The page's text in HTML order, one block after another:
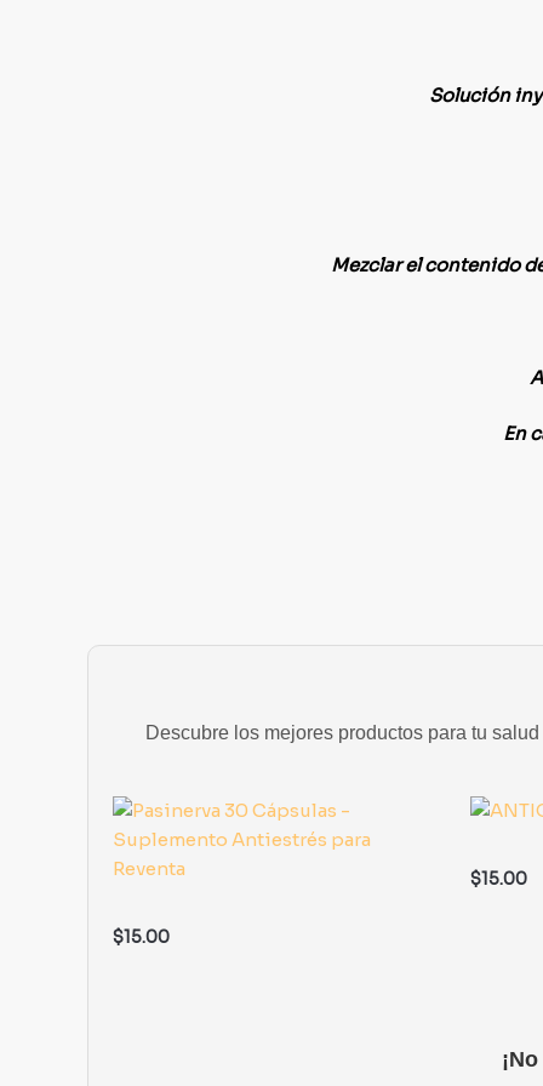
Solución
Mezclar el contenido
En
Descubre los mejores productos para tu
$15.00
$15.00